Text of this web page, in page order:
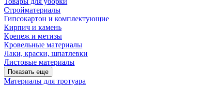
Стройматериалы
Гипсокартон и комплектующие
Кирпич и камень
Крепеж и метизы
Кровельные материалы
Лаки, краски, шпатлевки
Листовые материалы
Показать еще
Материалы для тротуара